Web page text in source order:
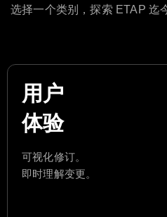
选择一个类别，探索 ETAP 迄
用户
体验
可视化修订。
即时理解变更。